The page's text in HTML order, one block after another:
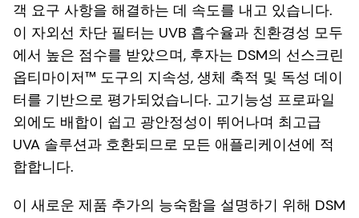
객 요구 사항을 해결하는 데 속도를 내고 있습니다.
이 자외선 차단 필터는 UVB 흡수율과 친환경성 모두
에서 높은 점수를 받았으며, 후자는 DSM의 선스크린
옵티마이저™ 도구의 지속성, 생체 축적 및 독성 데이
터를 기반으로 평가되었습니다. 고기능성 프로파일
외에도 배합이 쉽고 광안정성이 뛰어나며 최고급
UVA 솔루션과 호환되므로 모든 애플리케이션에 적
합합니다.
이 새로운 제품 추가의 능숙함을 설명하기 위해 DSM